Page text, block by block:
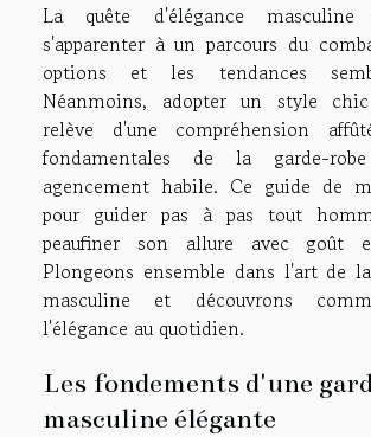
La quête d'élégance
s'apparenter à un parcours du
options et les tendances
Néanmoins, adopter un style
relève d'une compréhension
fondamentales de la garde-
agencement habile. Ce guide de
pour guider pas à pas tout
peaufiner son allure avec goût
Plongeons ensemble dans l'art de
masculine et découvrons
l'élégance au quotidien.
Les fondements d'une
masculine élégante